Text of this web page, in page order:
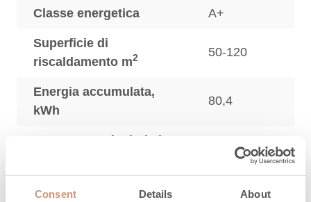
Consent Details About
Classe energetica A+
Superficie di
riscaldamento m2 50-120
Energia accumulata,
kWh
80,4
Potenza nominale (min-
Efficienza, %